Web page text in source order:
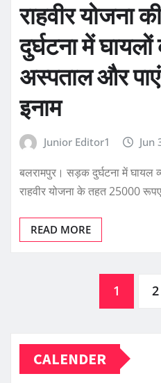
राहवीर योजना
दुर्घटना में
अस्पताल और
इनाम
Junior Editor1 Jun
बलरामपुर। सड़क दुर्घटना में घायल
राहवीर योजना के तहत 25000
READ MORE
pagination
1 2
CALENDER